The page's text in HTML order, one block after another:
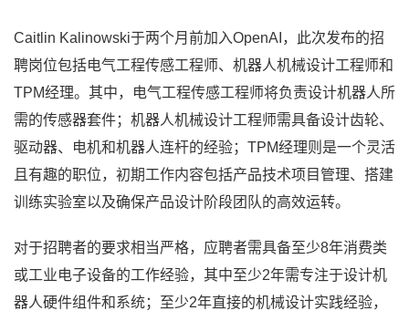
Caitlin Kalinowski于两个月前加入OpenAI，此次发布的招
聘岗位包括电气工程传感工程师、机器人机械设计工程师和
TPM经理。其中，电气工程传感工程师将负责设计机器人所
需的传感器套件；机器人机械设计工程师需具备设计齿轮、
驱动器、电机和机器人连杆的经验；TPM经理则是一个灵活
且有趣的职位，初期工作内容包括产品技术项目管理、搭建
训练实验室以及确保产品设计阶段团队的高效运转。
对于招聘者的要求相当严格，应聘者需具备至少8年消费类
或工业电子设备的工作经验，其中至少2年需专注于设计机
器人硬件组件和系统；至少2年直接的机械设计实践经验，